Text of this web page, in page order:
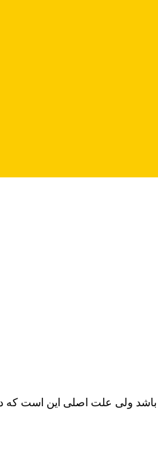
ولی علت اصلی این است که در